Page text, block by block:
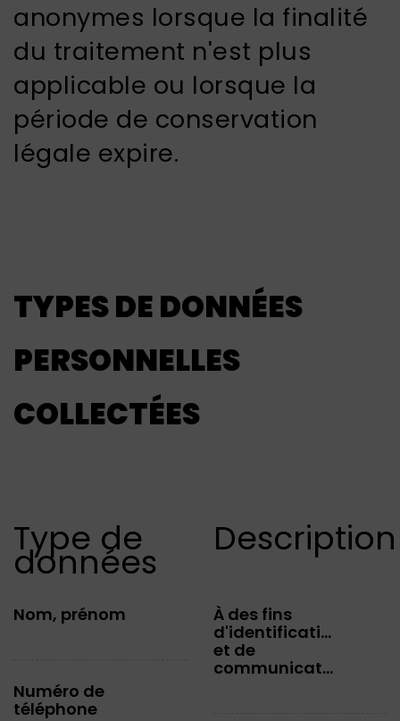
anonymes lorsque la finalité
du traitement n'est plus
applicable ou lorsque la
période de conservation
légale expire.
TYPES DE DONNÉES
PERSONNELLES
COLLECTÉES
Type de
données
Description
Nom, prénom
Numéro de
téléphone
À des fins
d'identification
et de
communication